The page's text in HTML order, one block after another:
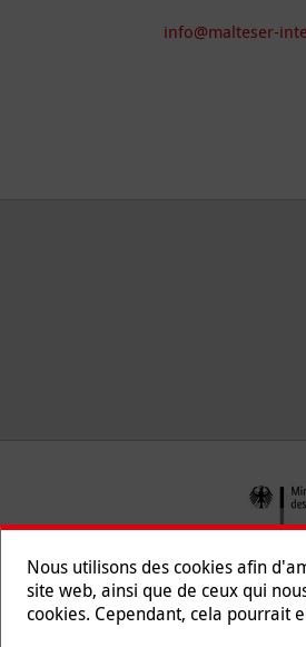
info@malteser-
Nous utilisons des cookies afin
site web, ainsi que de ceux qui
cookies. Cependant, cela pourrait